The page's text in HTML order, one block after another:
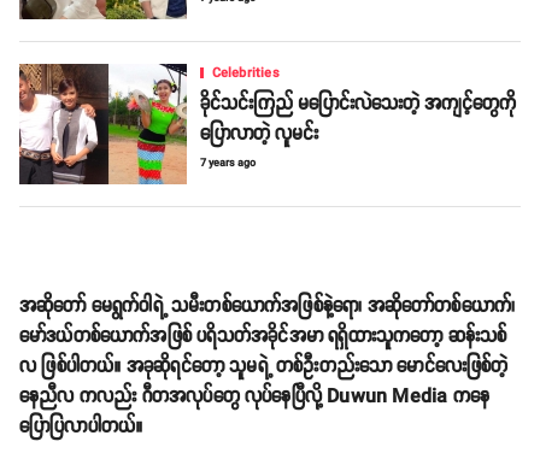
Celebrities
ခိုင်သင်းကြည် မပြောင်းလဲသေးတဲ့ အကျင့်တွေကို
ပြောလာတဲ့ လူမင်း
7 years ago
အဆိုတော် မေရွက်ဝါရဲ့ သမီးတစ်ယောက်အဖြစ်နဲ့ရော၊ အဆိုတော်တစ်ယောက်၊
မော်ဒယ်တစ်ယောက်အဖြစ် ပရိသတ်အခိုင်အမာ ရရှိထားသူကတော့ ဆန်းသစ်
လ ဖြစ်ပါတယ်။ အခုဆိုရင်တော့ သူမရဲ့ တစ်ဦးတည်းသော မောင်လေးဖြစ်တဲ့
နေညီလ ကလည်း ဂီတအလုပ်တွေ လုပ်နေပြီလို့ Duwun Media ကနေ
ပြောပြလာပါတယ်။